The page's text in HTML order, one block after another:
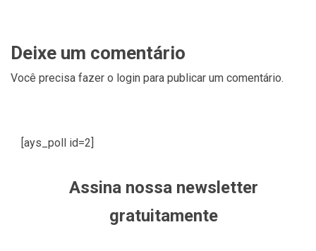
Deixe um comentário
Você precisa fazer o login para publicar um comentário.
[ays_poll id=2]
Assina nossa newsletter
gratuitamente